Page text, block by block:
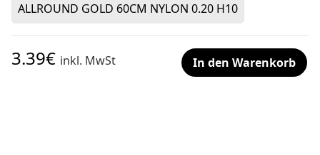
ALLROUND GOLD 60CM NYLON 0.20 H10
3.39€ inkl. MwSt In den Warenkorb